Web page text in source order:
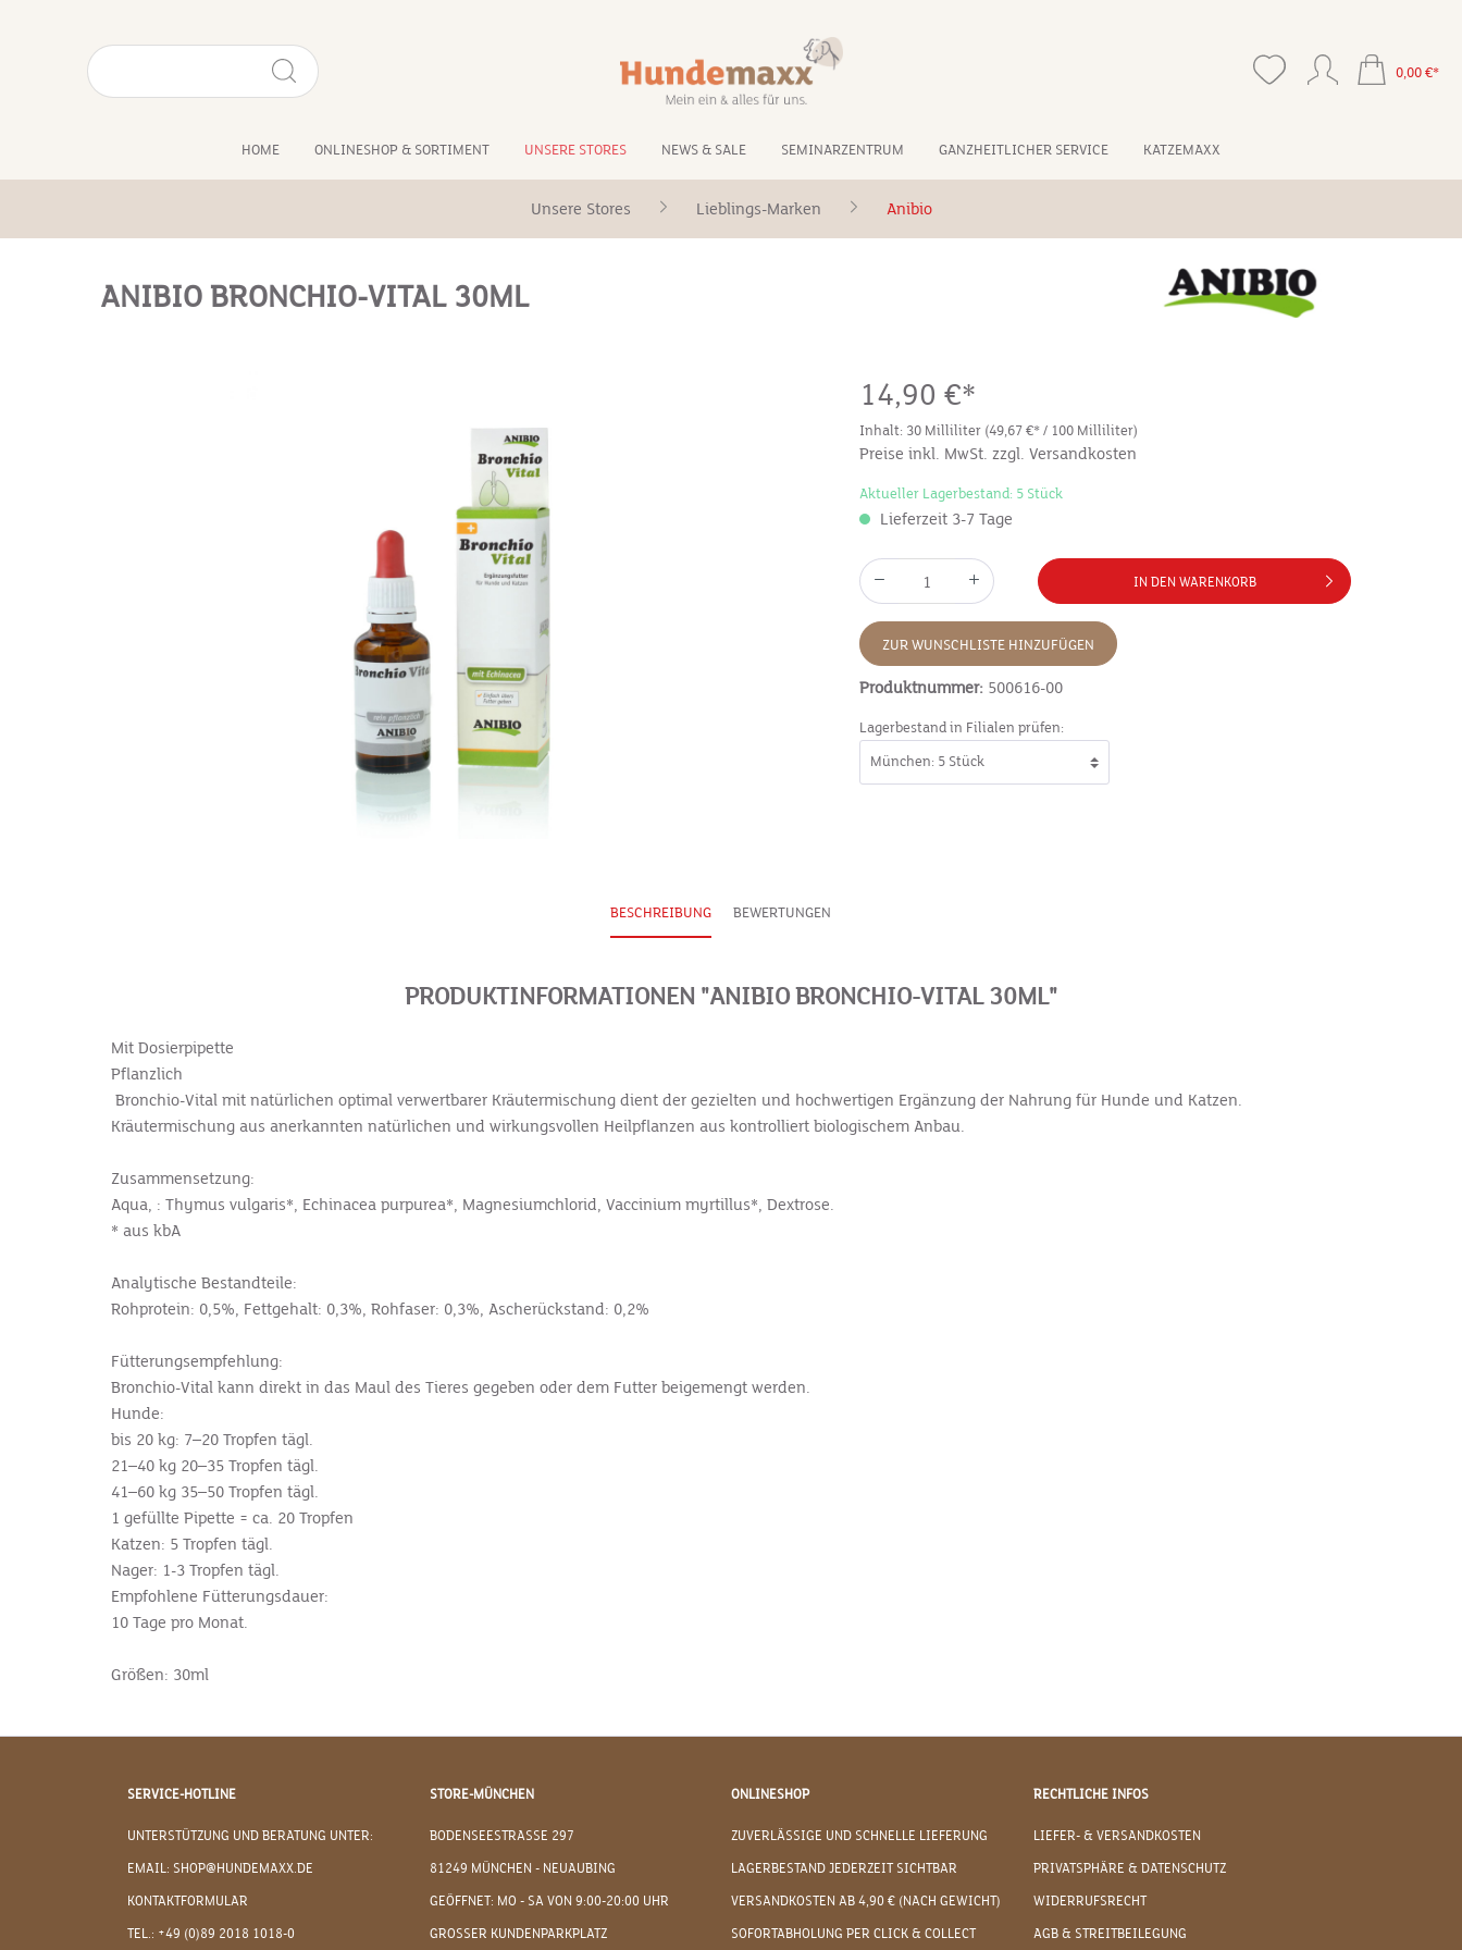
0,00 €*
HOME ONLINESHOP & SORTIMENT UNSERE STORES NEWS & SALE SEMINARZENTRUM GANZHEITLICHER SERVICE KATZEMAXX
Unsere Stores Lieblings-Marken Anibio
ANIBIO BRONCHIO-VITAL 30ML
14,90 €*
Inhalt: 30 Milliliter (49,67 €* / 100 Milliliter)
Preise inkl. MwSt. zzgl. Versandkosten
Aktueller Lagerbestand: 5 Stück
Lieferzeit 3-7 Tage
IN DEN WARENKORB
ZUR WUNSCHLISTE HINZUFÜGEN
Produktnummer: 500616-00
Lagerbestand in Filialen prüfen:
BESCHREIBUNG BEWERTUNGEN
PRODUKTINFORMATIONEN "ANIBIO BRONCHIO-VITAL 30ML"
Mit Dosierpipette
Pflanzlich
Bronchio-Vital mit natürlichen optimal verwertbarer Kräutermischung dient der gezielten und hochwertigen Ergänzung der Nahrung für Hunde und Katzen.
Kräutermischung aus anerkannten natürlichen und wirkungsvollen Heilpflanzen aus kontrolliert biologischem Anbau.
Zusammensetzung:
Aqua, : Thymus ­vulgaris*, Echinacea purpurea*, Magnesiumchlorid, Vaccinium ­myrtillus*, Dextrose.
* aus kbA
Analytische Bestandteile:
Rohprotein: 0,5%, Fettgehalt: 0,3%, Rohfaser: 0,3%, Ascherückstand: 0,2%
Fütterungsempfehlung:
Bronchio-Vital kann direkt in das Maul des Tieres gegeben oder dem Futter beigemengt werden.
Hunde:
bis 20 kg: 7–20 Tropfen tägl.
21–40 kg 20–35 Tropfen tägl.
41–60 kg 35–50 Tropfen tägl.
1 gefüllte Pipette = ca. 20 Tropfen
Katzen: 5 Tropfen tägl.
Nager: 1-3 Tropfen tägl.
Empfohlene Fütterungsdauer:
10 Tage pro Monat.
Größen: 30ml
SERVICE-HOTLINE
UNTERSTÜTZUNG UND BERATUNG UNTER:
EMAIL: SHOP@HUNDEMAXX.DE
KONTAKTFORMULAR
TEL.: +49 (0)89 2018 1018-0
STORE-MÜNCHEN
BODENSEESTRASSE 297
81249 MÜNCHEN - NEUAUBING
GEÖFFNET: MO - SA VON 9:00-20:00 UHR
GROSSER KUNDENPARKPLATZ
ONLINESHOP
ZUVERLÄSSIGE UND SCHNELLE LIEFERUNG
LAGERBESTAND JEDERZEIT SICHTBAR
VERSANDKOSTEN AB 4,90 € (NACH GEWICHT)
SOFORTABHOLUNG PER CLICK & COLLECT
RECHTLICHE INFOS
LIEFER- & VERSANDKOSTEN
PRIVATSPHÄRE & DATENSCHUTZ
WIDERRUFSRECHT
AGB & STREITBEILEGUNG